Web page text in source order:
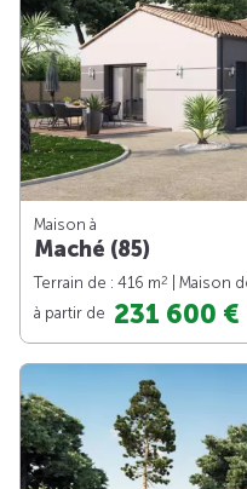
Maison à
Maché (85)
Terrain de : 416 m2 | Maison
à partir de 231 600 €